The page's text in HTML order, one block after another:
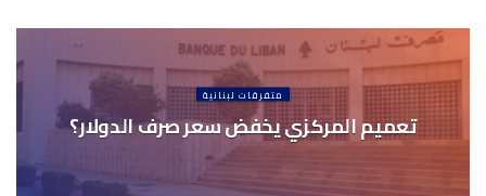
متفرقات لبنانية
تعميم المركزي يخفض سعر صرف الدولار؟